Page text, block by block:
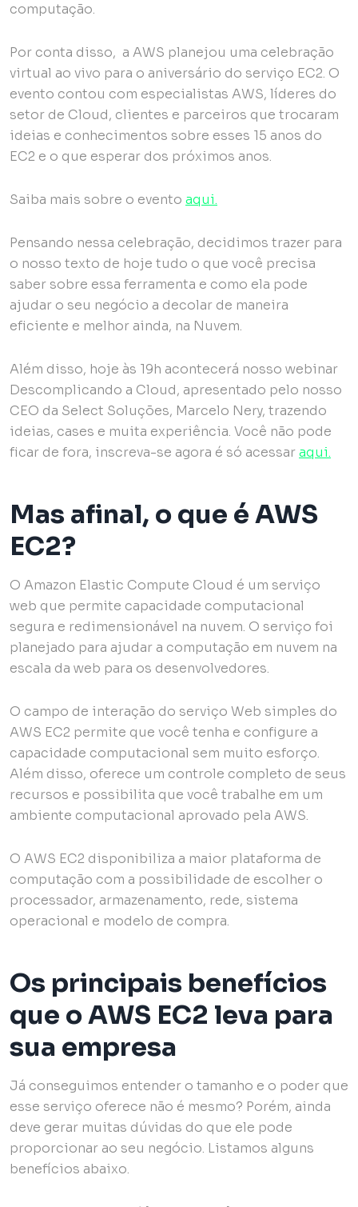
computação.
Por conta disso, a AWS planejou uma celebração
virtual ao vivo para o aniversário do serviço EC2. O
evento contou com especialistas AWS, líderes do
setor de Cloud, clientes e parceiros que trocaram
ideias e conhecimentos sobre esses 15 anos do
EC2 e o que esperar dos próximos anos.
Saiba mais sobre o evento aqui.
Pensando nessa celebração, decidimos trazer para
o nosso texto de hoje tudo o que você precisa
saber sobre essa ferramenta e como ela pode
ajudar o seu negócio a decolar de maneira
eficiente e melhor ainda, na Nuvem.
Além disso, hoje às 19h acontecerá nosso webinar
Descomplicando a Cloud, apresentado pelo nosso
CEO da Select Soluções, Marcelo Nery, trazendo
ideias, cases e muita experiência. Você não pode
ficar de fora, inscreva-se agora é só acessaraqui.
Mas afinal, o que é AWS
EC2?
O Amazon Elastic Compute Cloud é um serviço
web que permite capacidade computacional
segura e redimensionável na nuvem. O serviço foi
planejado para ajudar a computação em nuvem na
escala da web para os desenvolvedores.
O campo de interação do serviço Web simples do
AWS EC2 permite que você tenha e configure a
capacidade computacional sem muito esforço.
Além disso, oferece um controle completo de seus
recursos e possibilita que você trabalhe em um
ambiente computacional aprovado pela AWS.
O AWS EC2 disponibiliza a maior plataforma de
computação com a possibilidade de escolher o
processador, armazenamento, rede, sistema
operacional e modelo de compra.
Os principais benefícios
que o AWS EC2 leva para
sua empresa
Já conseguimos entender o tamanho e o poder que
esse serviço oferece não é mesmo? Porém, ainda
deve gerar muitas dúvidas do que ele pode
proporcionar ao seu negócio. Listamos alguns
benefícios abaixo.